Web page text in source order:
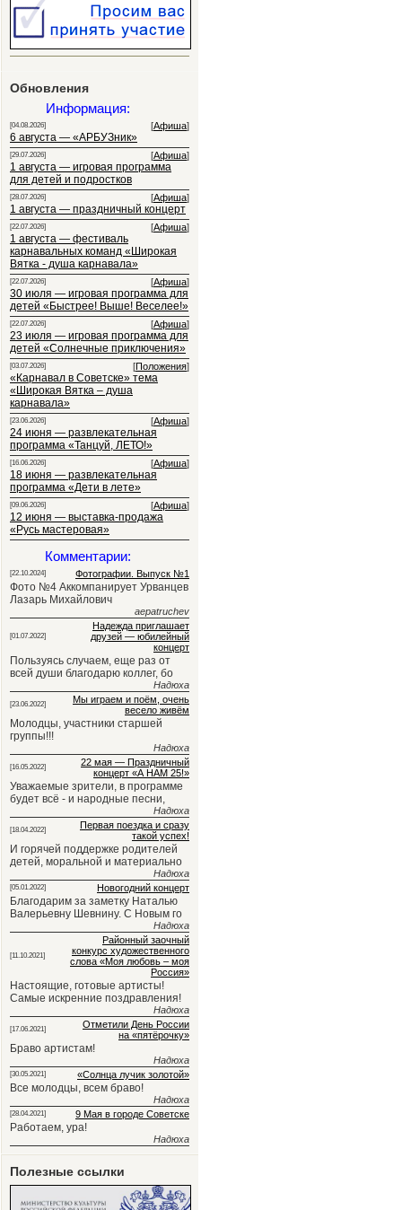
Обновления
Информация:
[04.08.2026] [Афиша]
6 августа — «АРБУЗник»
[29.07.2026] [Афиша]
1 августа — игровая программа
для детей и подростков
[28.07.2026] [Афиша]
1 августа — праздничный концерт
[22.07.2026] [Афиша]
1 августа — фестиваль
карнавальных команд «Широкая
Вятка - душа карнавала»
[22.07.2026] [Афиша]
30 июля — игровая программа для
детей «Быстрее! Выше! Веселее!»
[22.07.2026] [Афиша]
23 июля — игровая программа для
детей «Солнечные приключения»
[03.07.2026] [Положения]
«Карнавал в Советске» тема
«Широкая Вятка – душа
карнавала»
[23.06.2026] [Афиша]
24 июня — развлекательная
программа «Танцуй, ЛЕТО!»
[16.06.2026] [Афиша]
18 июня — развлекательная
программа «Дети в лете»
[09.06.2026] [Афиша]
12 июня — выставка-продажа
«Русь мастеровая»
Комментарии:
[22.10.2024] Фотографии. Выпуск №1
Фото №4 Аккомпанирует Урванцев
Лазарь Михайлович
aepatruchev
[01.07.2022]
Надежда приглашает
друзей — юбилейный
концерт
Пользуясь случаем, еще раз от
всей души благодарю коллег, бо
Надюха
[23.06.2022]
Мы играем и поём, очень
весело живём
Молодцы, участники старшей
группы!!!
Надюха
[16.05.2022]
22 мая — Праздничный
концерт «А НАМ 25!»
Уважаемые зрители, в программе
будет всё - и народные песни,
Надюха
[18.04.2022]
Первая поездка и сразу
такой успех!
И горячей поддержке родителей
детей, моральной и материально
Надюха
[05.01.2022] Новогодний концерт
Благодарим за заметку Наталью
Валерьевну Шевнину. С Новым го
Надюха
[11.10.2021]
Районный заочный
конкурс художественного
слова «Моя любовь – моя
Россия»
Настоящие, готовые артисты!
Самые искренние поздравления!
Надюха
[17.06.2021]
Отметили День России
на «пятёрочку»
Браво артистам!
Надюха
[30.05.2021] «Солнца лучик золотой»
Все молодцы, всем браво!
Надюха
[28.04.2021] 9 Мая в городе Советске
Работаем, ура!
Надюха
Полезные ссылки